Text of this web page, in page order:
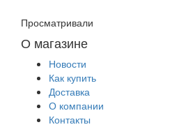
Просматривали
О магазине
Новости
Как купить
Доставка
О компании
Контакты